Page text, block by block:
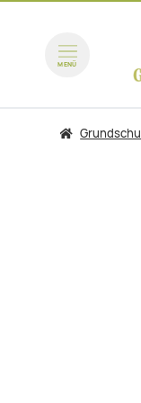
MENÜ
zum Inhalt